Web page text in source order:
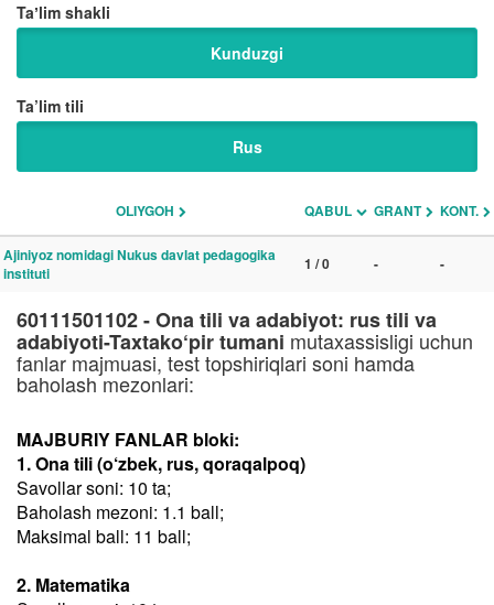
Taʼlim shakli
Kunduzgi
Ta’lim tili
Rus
OLIYGOH QABUL GRANT KONT.
Ajiniyoz nomidagi Nukus davlat pedagogika
instituti
1 / 0 - -
60111501102 - Ona tili va adabiyot: rus tili va
adabiyoti-Taxtako‘pir tumani mutaxassisligi uchun
fanlar majmuasi, test topshiriqlari soni hamda
baholash mezonlari:
MAJBURIY FANLAR bloki:
1. Ona tili (o‘zbek, rus, qoraqalpoq)
Savollar soni: 10 ta;
Baholash mezoni: 1.1 ball;
Maksimal ball: 11 ball;
2. Matematika